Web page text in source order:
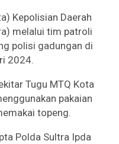
Kepolisian Daerah
melalui tim patroli
polisi gadungan di
2024.
Tugu MTQ Kota
pakaian
topeng.
Polda Sultra Ipda